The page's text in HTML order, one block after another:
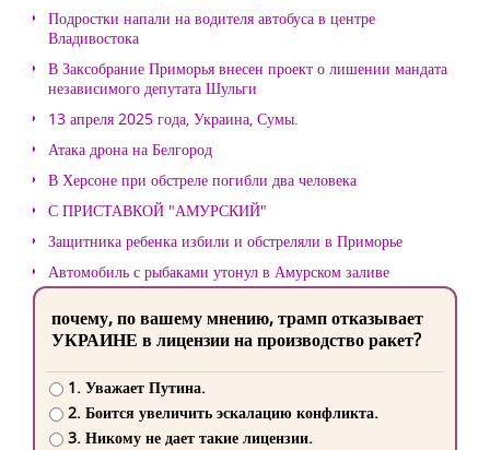
Подростки напали на водителя автобуса в центре
Владивостока
В Заксобрание Приморья внесен проект о лишении мандата
независимого депутата Шульги
13 апреля 2025 года, Украина, Сумы.
Атака дрона на Белгород
В Херсоне при обстреле погибли два человека
С ПРИСТАВКОЙ "АМУРСКИЙ"
Защитника ребенка избили и обстреляли в Приморье
Автомобиль с рыбаками утонул в Амурском заливе
почему, по вашему мнению, трамп отказывает
УКРАИНЕ в лицензии на производство ракет?
1. Уважает Путина.
2. Боится увеличить эскалацию конфликта.
3. Никому не дает такие лицензии.